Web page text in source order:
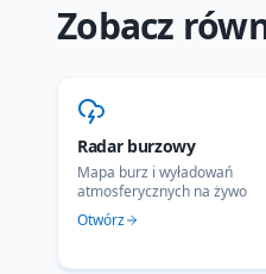
Zobacz
Radar burzowy
Mapa burz i wyładowań
atmosferycznych na żywo
Otwórz